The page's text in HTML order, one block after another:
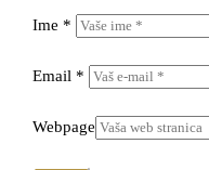
Ime *
Email *
Webpage